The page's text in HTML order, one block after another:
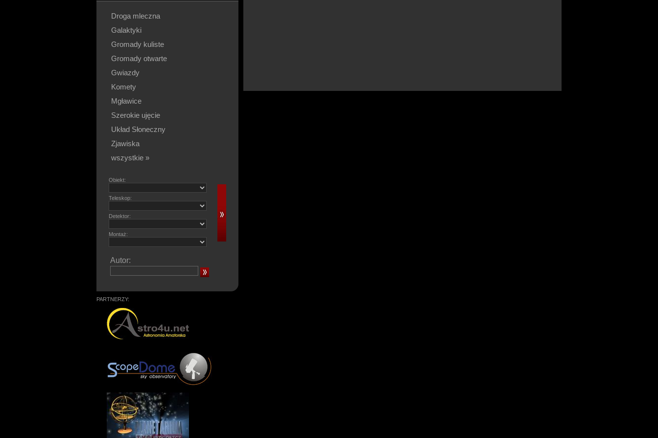
Droga mleczna
Galaktyki
Gromady kuliste
Gromady otwarte
Gwiazdy
Komety
Mgławice
Szerokie ujęcie
Układ Słoneczny
Zjawiska
wszystkie »
Obiekt:
Teleskop:
Detektor:
Montaż:
Autor:
PARTNERZY: